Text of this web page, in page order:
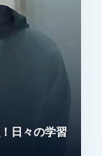
日々の学習